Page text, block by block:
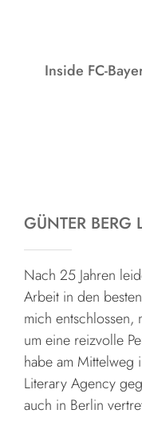
Inside FC-
GÜNTER BERG
Nach 25 Jahren
Arbeit in den
mich entschlossen,
um eine reizvolle
habe am Mittelweg
Literary Agency
auch in Berlin